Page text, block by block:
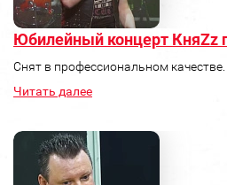
Юбилейный концерт КняZz
Снят в профессиональном качестве.
Читать далее